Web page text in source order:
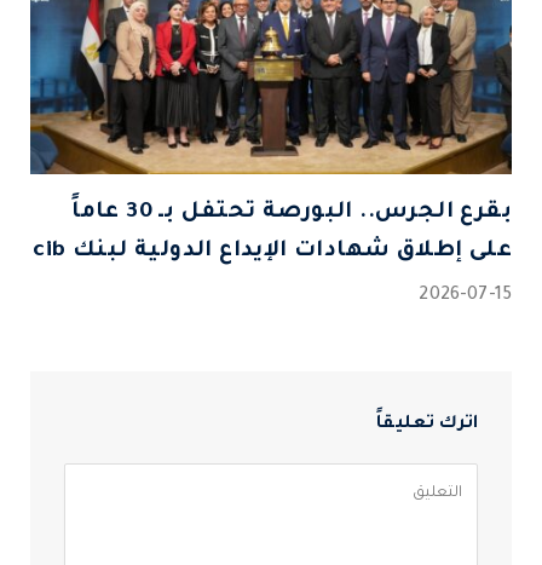
بقرع الجرس.. البورصة تحتفل بـ 30 عاماً
على إطلاق شهادات الإيداع الدولية لبنك cib
2026-07-15
اترك تعليقاً